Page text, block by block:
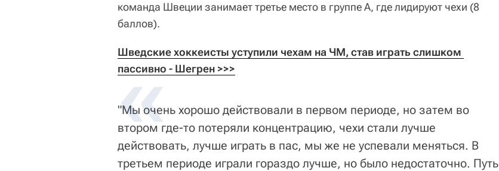
команда Швеции занимает третье место в группе А, где лидируют чехи (8
баллов).
Шведские хоккеисты уступили чехам на ЧМ, став играть слишком
пассивно - Шегрен >>>
"Мы очень хорошо действовали в первом периоде, но затем во
втором где-то потеряли концентрацию, чехи стали лучше
действовать, лучше играть в пас, мы же не успевали меняться. В
третьем периоде играли гораздо лучше, но было недостаточно. Путь